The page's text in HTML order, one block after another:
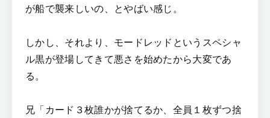
が船で襲来しいの、とやばい感じ。
しかし、それより、モードレッドというスペシャ
ル黒が登場してきて悪さを始めたから大変であ
る。
兄「カード３枚誰かが捨てるか、全員１枚ずつ捨